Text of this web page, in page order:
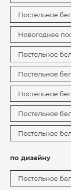
Постельное
Новогоднее
Постельное
Постельное
Постельное
Постельное
Постельное
по дизайну
Постельное